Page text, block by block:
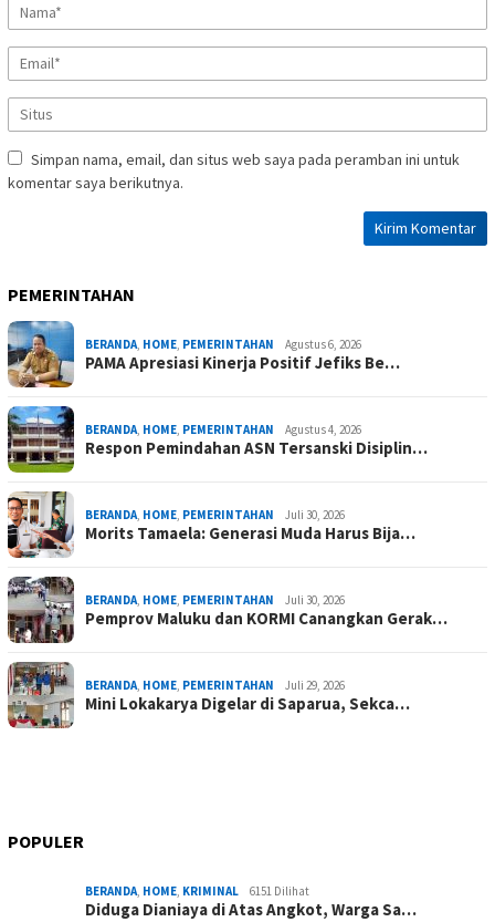
Simpan nama, email, dan situs web saya pada peramban ini untuk
komentar saya berikutnya.
PEMERINTAHAN
BERANDA, HOME, PEMERINTAHAN Agustus 6, 2026
PAMA Apresiasi Kinerja Positif Jefiks Be…
BERANDA, HOME, PEMERINTAHAN Agustus 4, 2026
Respon Pemindahan ASN Tersanski Disiplin…
BERANDA, HOME, PEMERINTAHAN Juli 30, 2026
Morits Tamaela: Generasi Muda Harus Bija…
BERANDA, HOME, PEMERINTAHAN Juli 30, 2026
Pemprov Maluku dan KORMI Canangkan Gerak…
BERANDA, HOME, PEMERINTAHAN Juli 29, 2026
Mini Lokakarya Digelar di Saparua, Sekca…
POPULER
BERANDA, HOME, KRIMINAL 6151 Dilihat
Diduga Dianiaya di Atas Angkot, Warga Sa…